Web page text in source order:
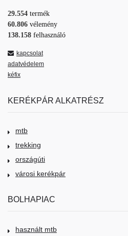
29.554 termék
60.806 vélemény
138.158 felhasználó
kapcsolat
adatvédelem
kéfix
KERÉKPÁR ALKATRÉSZ
mtb
trekking
országúti
városi kerékpár
BOLHAPIAC
használt mtb